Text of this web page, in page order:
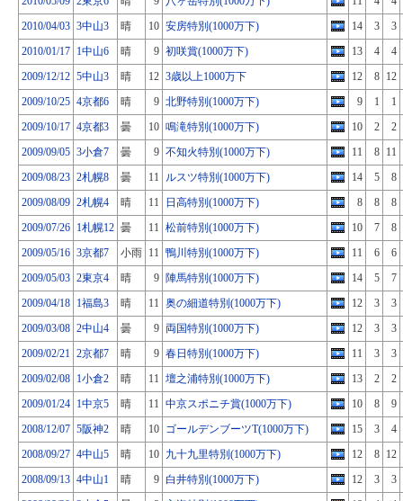
2010/04/03 3中山3 晴 10 安房特別(1000万下) 14 3
3
2010/01/17 1中山6 晴 9 初咲賞(1000万下) 13 4
4
2009/12/12 5中山3 晴 12 3歳以上1000万下 12 8 12
2009/10/25 4京都6 晴 9 北野特別(1000万下) 9 1
1
2009/10/17 4京都3 曇 10 鳴滝特別(1000万下) 10 2
2
2009/09/05 3小倉7 曇 9 不知火特別(1000万下) 11 8 11
2009/08/23 2札幌8 曇 11 ルスツ特別(1000万下) 14 5
8
2009/08/09 2札幌4 晴 11 日高特別(1000万下) 8 8
8
2009/07/26 1札幌12 曇 11 松前特別(1000万下) 10 7
8
2009/05/16 3京都7 小雨 11 鴨川特別(1000万下) 11 6
6
2009/05/03 2東京4 晴 9 陣馬特別(1000万下) 14 5
7
2009/04/18 1福島3 晴 11 奥の細道特別(1000万下) 12 3
3
2009/03/08 2中山4 曇 9 両国特別(1000万下) 12 3
3
2009/02/21 2京都7 晴 9 春日特別(1000万下) 11 3
3
2009/02/08 1小倉2 晴 11 壇之浦特別(1000万下) 13 2
2
2009/01/24 1中京5 晴 11 中京スポニチ賞(1000万下) 10 8
9
2008/12/07 5阪神2 晴 10 ゴールデンブーツT(1000万下) 15 3
4
2008/09/27 4中山5 晴 10 九十九里特別(1000万下) 12 8 12
2008/09/13 4中山1 晴 9 白井特別(1000万下) 12 3
3